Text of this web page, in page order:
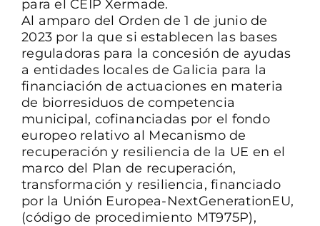
CONTACTO
para el CEIP Xermade.
Al amparo del Orden de 1 de junio de
2023 por la que si establecen las bases
reguladoras para la concesión de ayudas
a entidades locales de Galicia para la
financiación de actuaciones en materia
de biorresiduos de competencia
municipal, cofinanciadas por el fondo
europeo relativo al Mecanismo de
recuperación y resiliencia de la UE en el
marco del Plan de recuperación,
transformación y resiliencia, financiado
por la Unión Europea-NextGenerationEU,
(código de procedimiento MT975P),